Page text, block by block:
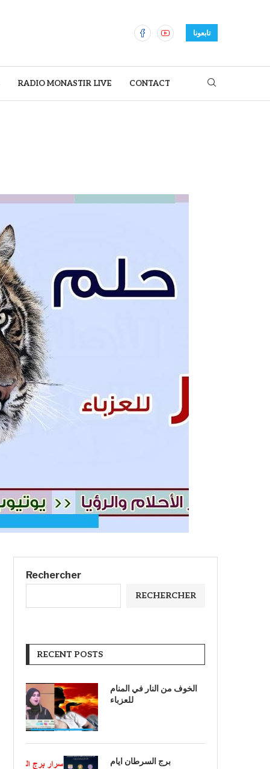
تابعونا
RADIO MONASTIR LIVE CONTACT
Rechercher
RECHERCHER
RECENT POSTS
الخوف من النار في المنام
للعزباء
برج السرطان ايام